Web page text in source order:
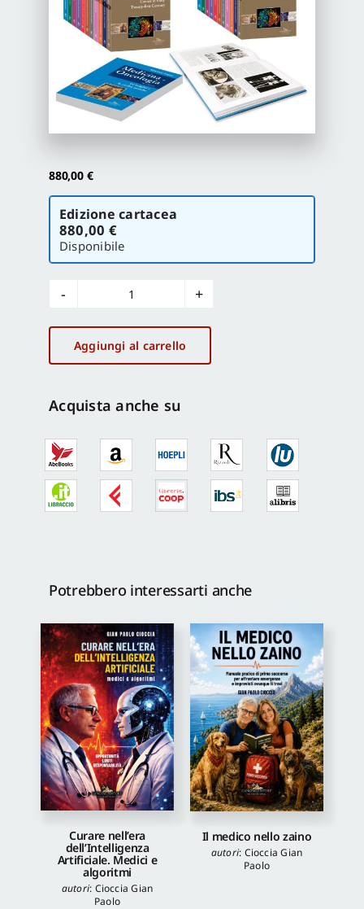
Proposte di pubblicazione
Gangemi Editore
880,00 €
Scegli
versione
Edizione cartacea
880,00 €
Disponibile
Medicina
e
Oncologia.
Storia
quantità
Aggiungi al carrello
Acquista anche su
Potrebbero interessarti anche
Curare nell’era
dell’Intelligenza
Artificiale. Medici e
algoritmi
autori: Cioccia Gian
Paolo
Il medico nello zaino
autori: Cioccia Gian
Paolo